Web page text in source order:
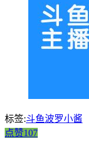
标签:斗鱼波罗小酱
点赞107